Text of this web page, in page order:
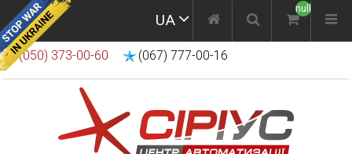
UA
null
(050) 373-00-60 (067) 777-00-16